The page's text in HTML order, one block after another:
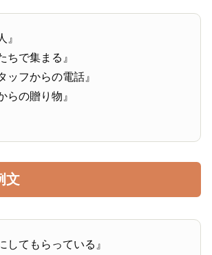
』
ちで集まる』
ッフからの電話』
らの贈り物』
文
してもらっている』